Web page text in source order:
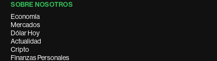
SOBRE NOSOTROS
Economía
Mercados
Dólar Hoy
Actualidad
Cripto
Finanzas Personales